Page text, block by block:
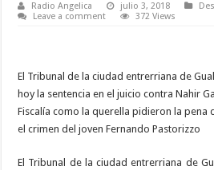
Radio Angelica julio 3, 2018
Leave a comment
372 Views
El Tribunal de la ciudad entrerriana de
hoy la sentencia en el juicio contra Nahir
Fiscalía como la querella pidieron la
el crimen del joven Fernando Pastorizzo
El Tribunal de la ciudad entrerriana de